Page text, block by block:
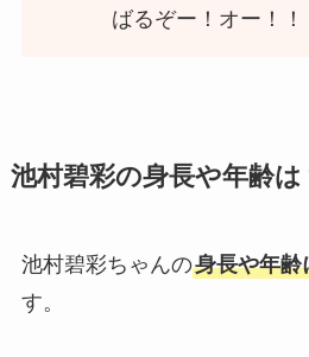
ばるぞー！オー！！
池村碧彩の身長や年齢は
池村碧彩ちゃんの身長や年齢
す。